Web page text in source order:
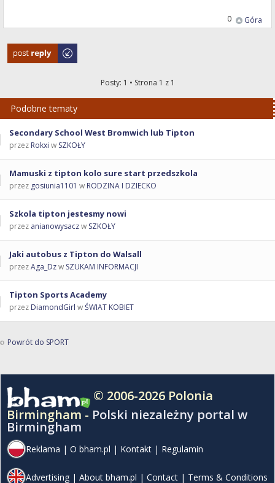
Góra
0
Odpowiedz
Posty: 1 • Strona 1 z 1
Podobne tematy
Secondary School West Bromwich lub Tipton
przez Rokxi w SZKOŁY
Mamuski z tipton kolo sure start przedszkola
przez gosiunia1101 w RODZINA I DZIECKO
Szkola tipton jestesmy nowi
przez anianowysaczw SZKOŁY
Jaki autobus z Tipton do Walsall
przezAga_Dzw SZUKAM INFORMACJI
Tipton Sports Academy
przez DiamondGirl wŚWIAT KOBIET
Powrót do SPORT
© 2006-2026 Polonia
Birmingham - Polski niezależny portal w
Birmingham
Reklama | O bham.pl | Kontakt | Regulamin
Advertising | About bham.pl | Contact | Terms & Conditions